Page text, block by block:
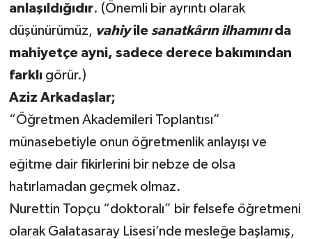
anlaşıldığıdır. (Önemli bir ayrıntı olarak
düşünürümüz, vahiyile sanatkârın ilhamınıda
mahiyetçe ayni, sadece derece bakımından
farklı görür.)
Aziz Arkadaşlar;
“Öğretmen Akademileri Toplantısı”
münasebetiyle onun öğretmenlik anlayışı ve
eğitme dair fikirlerini bir nebze de olsa
hatırlamadan geçmek olmaz.
Nurettin Topçu “doktoralı” bir felsefe öğretmeni
olarak Galatasaray Lisesi’nde mesleğe başlamış,